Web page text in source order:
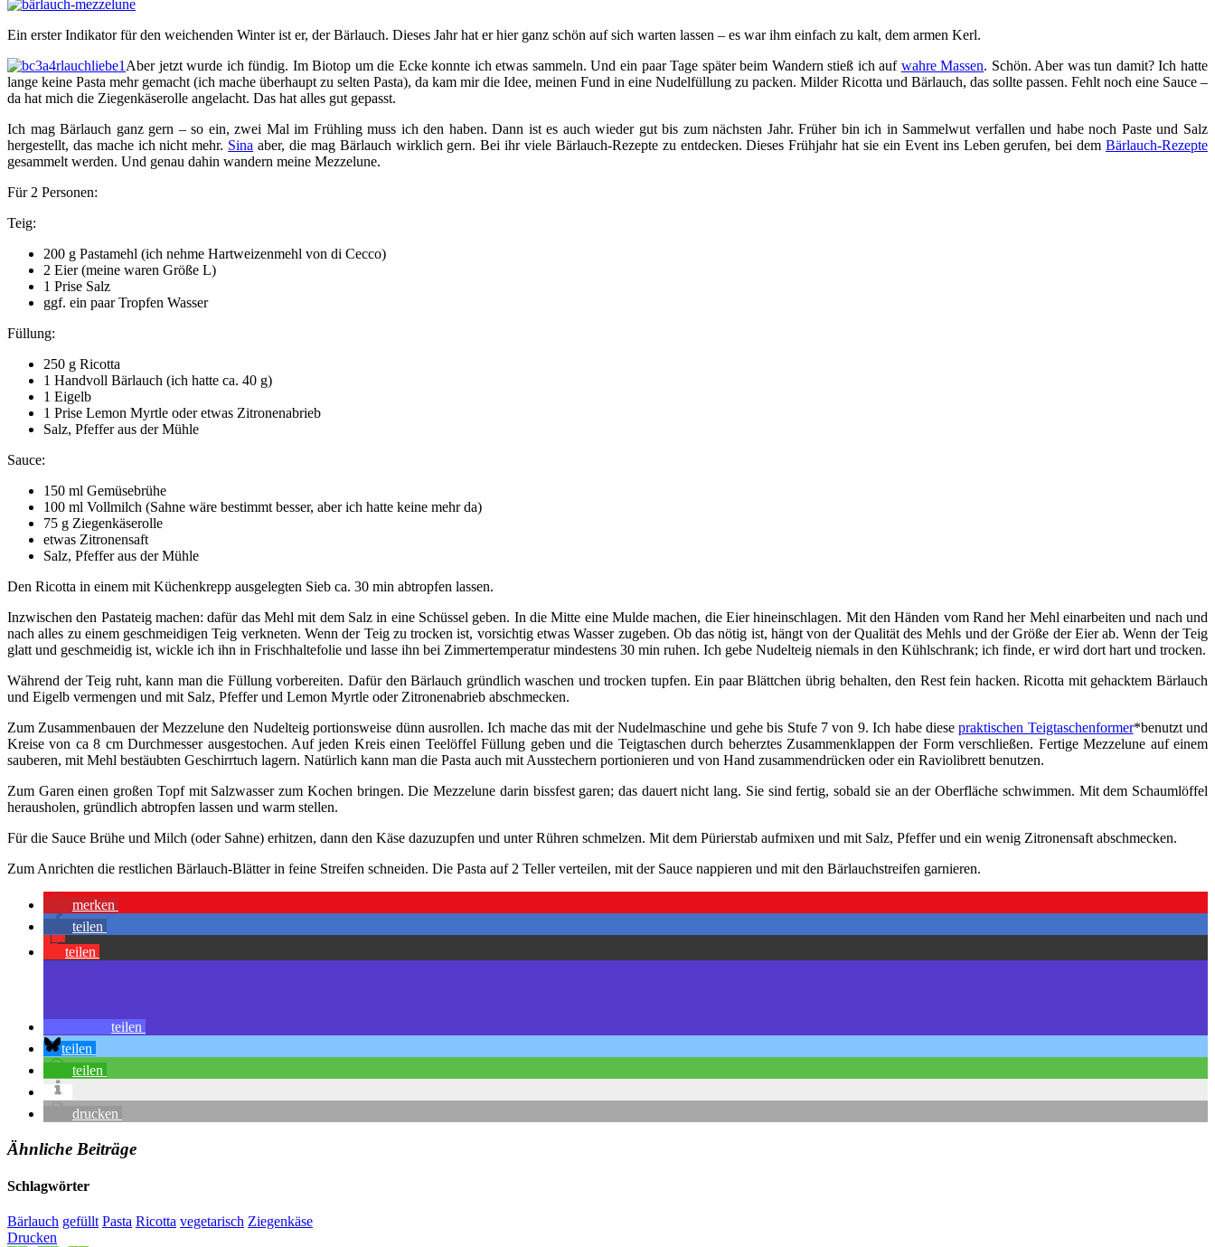
Ein erster Indikator für den weichenden Winter ist er, der Bärlauch. Dieses Jahr hat er hier ganz schön auf sich warten lassen – es war ihm einfach zu kalt, dem armen Kerl.
Aber jetzt wurde ich fündig. Im Biotop um die Ecke konnte ich etwas sammeln. Und ein paar Tage später beim Wandern stieß ich auf wahre Massen. Schön. Aber was tun damit? Ich hatte
lange keine Pasta mehr gemacht (ich mache überhaupt zu selten Pasta), da kam mir die Idee, meinen Fund in eine Nudelfüllung zu packen. Milder Ricotta und Bärlauch, das sollte passen. Fehlt noch eine Sauce –
da hat mich die Ziegenkäserolle angelacht. Das hat alles gut gepasst.
Ich mag Bärlauch ganz gern – so ein, zwei Mal im Frühling muss ich den haben. Dann ist es auch wieder gut bis zum nächsten Jahr. Früher bin ich in Sammelwut verfallen und habe noch Paste und Salz
hergestellt, das mache ich nicht mehr. Sina aber, die mag Bärlauch wirklich gern. Bei ihr viele Bärlauch-Rezepte zu entdecken. Dieses Frühjahr hat sie ein Event ins Leben gerufen, bei demBärlauch-Rezepte
gesammelt werden. Und genau dahin wandern meine Mezzelune.
Für 2 Personen:
Teig:
200 g Pastamehl (ich nehme Hartweizenmehl von di Cecco)
2 Eier (meine waren Größe L)
1 Prise Salz
ggf. ein paar Tropfen Wasser
Füllung:
250 g Ricotta
1 Handvoll Bärlauch (ich hatte ca. 40 g)
1 Eigelb
1 Prise Lemon Myrtle oder etwas Zitronenabrieb
Salz, Pfeffer aus der Mühle
Sauce:
150 ml Gemüsebrühe
100 ml Vollmilch (Sahne wäre bestimmt besser, aber ich hatte keine mehr da)
75 g Ziegenkäserolle
etwas Zitronensaft
Salz, Pfeffer aus der Mühle
Den Ricotta in einem mit Küchenkrepp ausgelegten Sieb ca. 30 min abtropfen lassen.
Inzwischen den Pastateig machen: dafür das Mehl mit dem Salz in eine Schüssel geben. In die Mitte eine Mulde machen, die Eier hineinschlagen. Mit den Händen vom Rand her Mehl einarbeiten und nach und
nach alles zu einem geschmeidigen Teig verkneten. Wenn der Teig zu trocken ist, vorsichtig etwas Wasser zugeben. Ob das nötig ist, hängt von der Qualität des Mehls und der Größe der Eier ab. Wenn der Teig
glatt und geschmeidig ist, wickle ich ihn in Frischhaltefolie und lasse ihn bei Zimmertemperatur mindestens 30 min ruhen. Ich gebe Nudelteig niemals in den Kühlschrank; ich finde, er wird dort hart und trocken.
Während der Teig ruht, kann man die Füllung vorbereiten. Dafür den Bärlauch gründlich waschen und trocken tupfen. Ein paar Blättchen übrig behalten, den Rest fein hacken. Ricotta mit gehacktem Bärlauch
und Eigelb vermengen und mit Salz, Pfeffer und Lemon Myrtle oder Zitronenabrieb abschmecken.
Zum Zusammenbauen der Mezzelune den Nudelteig portionsweise dünn ausrollen. Ich mache das mit der Nudelmaschine und gehe bis Stufe 7 von 9. Ich habe diesepraktischen Teigtaschenformer*benutzt und
Kreise von ca 8 cm Durchmesser ausgestochen. Auf jeden Kreis einen Teelöffel Füllung geben und die Teigtaschen durch beherztes Zusammenklappen der Form verschließen. Fertige Mezzelune auf einem
sauberen, mit Mehl bestäubten Geschirrtuch lagern. Natürlich kann man die Pasta auch mit Ausstechern portionieren und von Hand zusammendrücken oder ein Raviolibrett benutzen.
Zum Garen einen großen Topf mit Salzwasser zum Kochen bringen. Die Mezzelune darin bissfest garen; das dauert nicht lang. Sie sind fertig, sobald sie an der Oberfläche schwimmen. Mit dem Schaumlöffel
herausholen, gründlich abtropfen lassen und warm stellen.
Für die Sauce Brühe und Milch (oder Sahne) erhitzen, dann den Käse dazuzupfen und unter Rühren schmelzen. Mit dem Pürierstab aufmixen und mit Salz, Pfeffer und ein wenig Zitronensaft abschmecken.
Zum Anrichten die restlichen Bärlauch-Blätter in feine Streifen schneiden. Die Pasta auf 2 Teller verteilen, mit der Sauce nappieren und mit den Bärlauchstreifen garnieren.
merken
teilen
teilen
teilen
teilen
teilen
drucken
Ähnliche Beiträge
Schlagwörter
Bärlauch gefüllt Pasta Ricotta vegetarisch Ziegenkäse
Drucken